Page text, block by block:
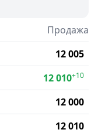
Продажа
12 005
12 010+10
12 000
12 010